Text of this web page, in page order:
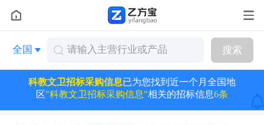
全国 搜索
科教文卫招标采购信息已为您找到近一个月全国地
区"科教文卫招标采购信息"相关的招标信息6条